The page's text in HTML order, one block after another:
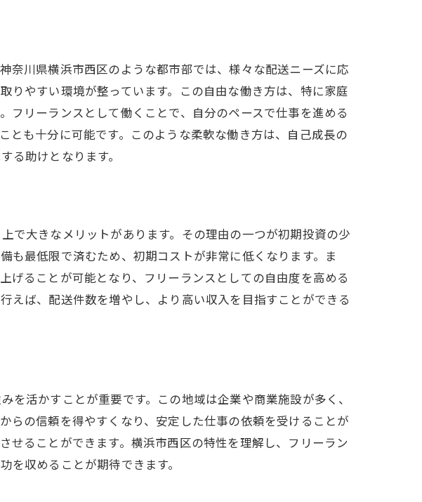
の心得
手法
役割
奈川県横浜市西区のような都市部では、様々な配送ニーズに応
りやすい環境が整っています。この自由な働き方は、特に家庭
リーランスとして働くことで、自分のペースで仕事を進める
とも十分に可能です。このような柔軟な働き方は、自己成長の
る助けとなります。
で大きなメリットがあります。その理由の一つが初期投資の少
も最低限で済むため、初期コストが非常に低くなります。ま
ることが可能となり、フリーランスとしての自由度を高める
えば、配送件数を増やし、より高い収入を目指すことができる
活かすことが重要です。この地域は企業や商業施設が多く、
らの信頼を得やすくなり、安定した仕事の依頼を受けることが
ることができます。横浜市西区の特性を理解し、フリーラン
収めることが期待できます。